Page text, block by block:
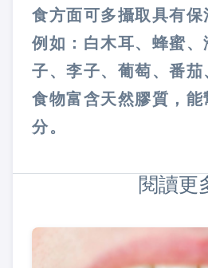
食方面可多攝取具有保
例如：白木耳、蜂蜜
子、李子、葡萄、番
食物富含天然膠質，
分。
閱讀更